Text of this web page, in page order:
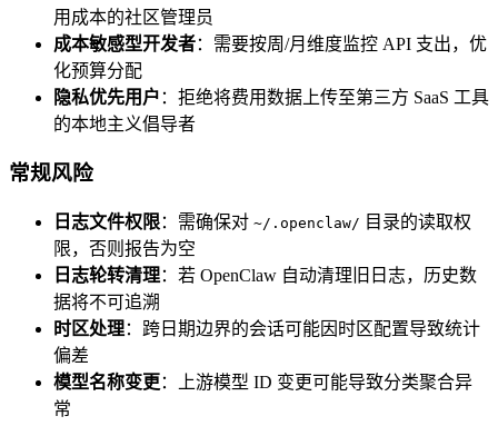
用成本的社区管理员
成本敏感型开发者：需要按周/月维度监控 API 支出，优
化预算分配
隐私优先用户 ：拒绝将费用数据上传至第三方 SaaS 工具
的本地主义倡导者
常规风险
日志文件权限：需确保对 ~/.openclaw/ 目录的读取权
限，否则报告为空
日志轮转清理：若 OpenClaw 自动清理旧日志，历史数
据将不可追溯
时区处理：跨日期边界的会话可能因时区配置导致统计
偏差
模型名称变更 ：上游模型 ID 变更可能导致分类聚合异
常